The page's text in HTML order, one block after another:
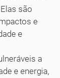
são
e
e
a
e energia,